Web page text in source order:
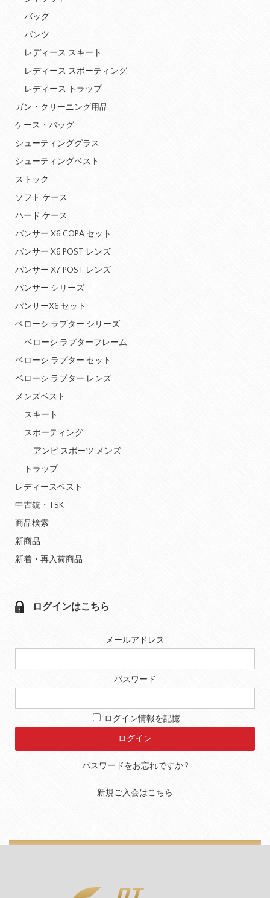
バッグ
パンツ
レディース スキート
レディース スポーティング
レディース トラップ
ガン・クリーニング用品
ケース・バッグ
シューティンググラス
シューティングベスト
ストック
ソフト ケース
ハード ケース
パンサー X6 COPA セット
パンサー X6 POST レンズ
パンサー X7 POST レンズ
パンサー シリーズ
パンサーX6 セット
ベローシ ラプター シリーズ
ベローシ ラプターフレーム
ベローシ ラプター セット
ベローシ ラプター レンズ
メンズベスト
スキート
スポーティング
アンビ スポーツ メンズ
トラップ
レディースベスト
中古銃・TSK
商品検索
新商品
新着・再入荷商品
ログインはこちら
メールアドレス
パスワード
ログイン情報を記憶
パスワードをお忘れですか ?
新規ご入会はこちら